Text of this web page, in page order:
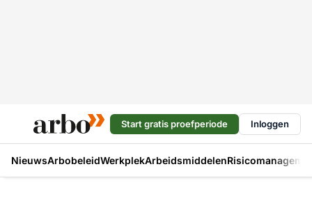
Start gratis proefperiode Inloggen
NieuwsArbobeleidWerkplekArbeidsmiddelen